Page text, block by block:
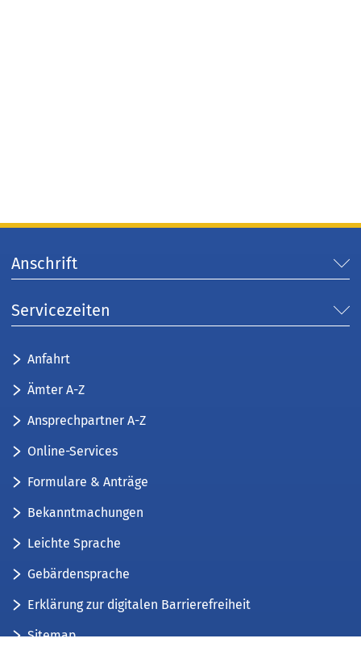
Anschrift
Servicezeiten
Anfahrt
Ämter A-Z
Ansprechpartner A-Z
Online-Services
Formulare & Anträge
Bekanntmachungen
Leichte Sprache
Gebärdensprache
Erklärung zur digitalen Barrierefreiheit
Sitemap